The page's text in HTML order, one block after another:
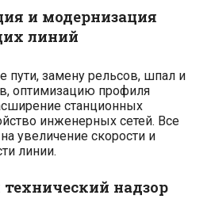
и модернизация
линий
пути, замену рельсов, шпал и
оптимизацию профиля
станционных
инженерных сетей. Все
увеличение скорости и
линии.
надзор